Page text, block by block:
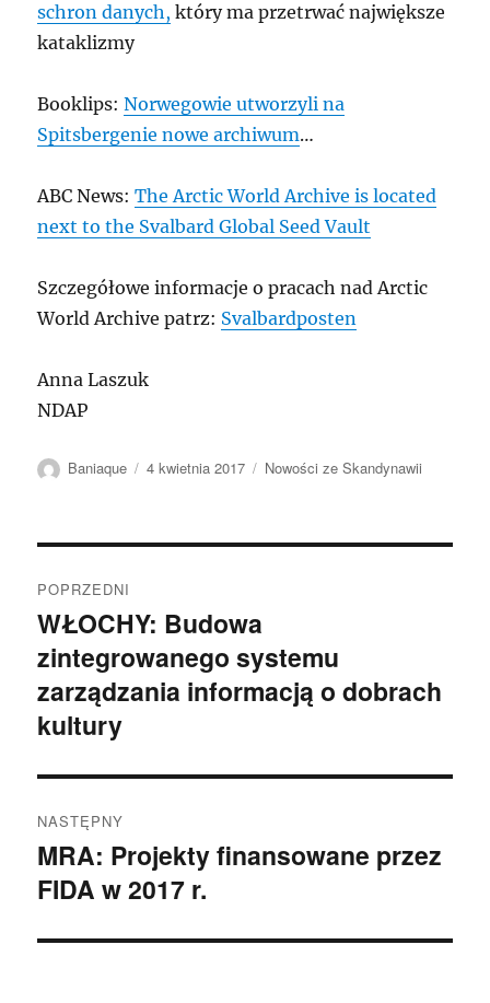
schron danych, który ma przetrwać największe
kataklizmy
Booklips:Norwegowie utworzyli na
Spitsbergenie nowe archiwum…
ABC News:The Arctic World Archive is located
next to the Svalbard Global Seed Vault
Szczegółowe informacje o pracach nad Arctic
World Archive patrz: Svalbardposten
Anna Laszuk
NDAP
Autor
Baniaque
Data
4 kwietnia 2017 Kategorie
Nowości ze Skandynawii
wpisu
POPRZEDNI
Poprzedni
wpis:
WŁOCHY: Budowa
zintegrowanego systemu
zarządzania informacją o dobrach
kultury
NASTĘPNY
Następny
wpis:
MRA: Projekty finansowane przez
FIDA w 2017 r.